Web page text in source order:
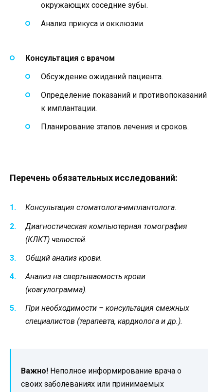
окружающих соседние зубы.
Анализ прикуса и окклюзии.
Консультация с врачом
Обсуждение ожиданий пациента.
Определение показаний и противопоказаний
к имплантации.
Планирование этапов лечения и сроков.
Перечень обязательных исследований:
Консультация стоматолога-имплантолога.
Диагностическая компьютерная томография
(КЛКТ) челюстей.
Общий анализ крови.
Анализ на свертываемость крови
(коагулограмма).
При необходимости – консультация смежных
специалистов (терапевта, кардиолога и др.).
Важно! Неполное информирование врача о
своих заболеваниях или принимаемых